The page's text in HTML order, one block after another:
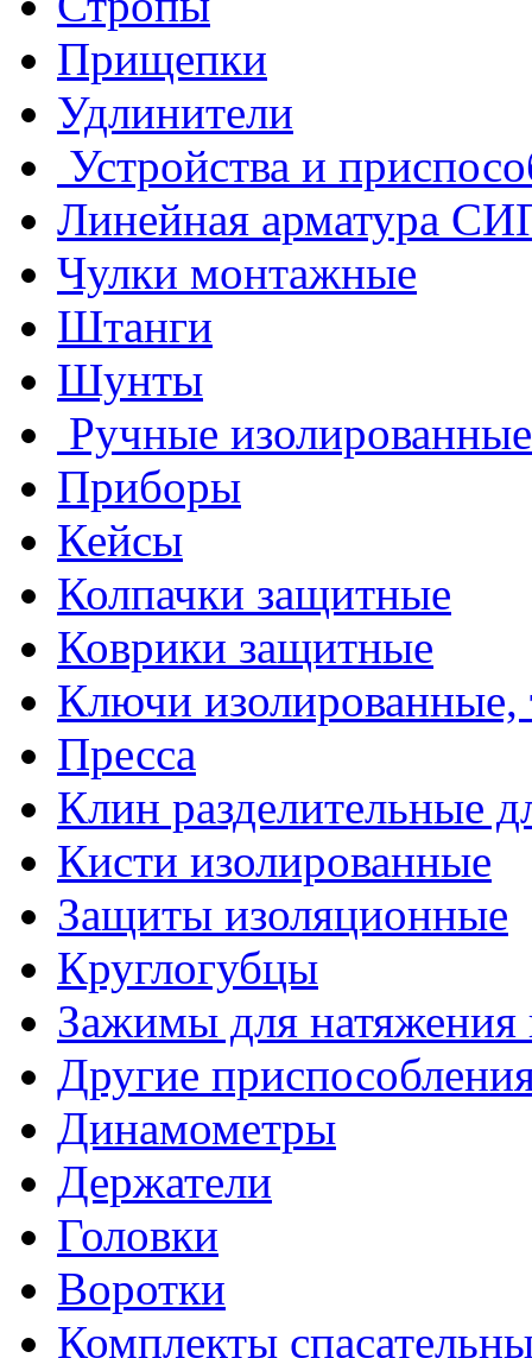
Прищепки
Удлинители
Устройства и
Линейная арматура
Чулки монтажные
Штанги
Шунты
Ручные
Приборы
Кейсы
Колпачки защитные
Коврики защитные
Ключи изолированные,
Пресса
Клин разделительные
Кисти изолированные
Защиты изоляционные
Круглогубцы
Зажимы для натяжения
Другие
Динамометры
Держатели
Головки
Воротки
Комплекты